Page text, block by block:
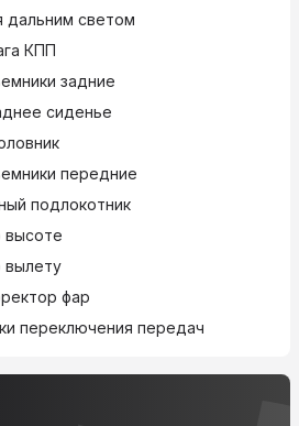
дальним светом
КПП
задние
сиденье
передние
подлокотник
высоте
вылету
фар
переключения передач